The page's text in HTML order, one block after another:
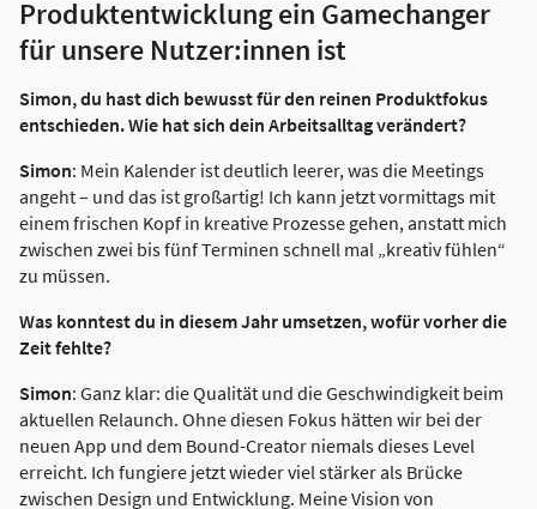
Produktentwicklung ein Gamechanger
für unsere Nutzer:innen ist
Simon, du hast dich bewusst für den reinen Produktfokus
entschieden. Wie hat sich dein Arbeitsalltag verändert?
Simon: Mein Kalender ist deutlich leerer, was die Meetings
angeht – und das ist großartig! Ich kann jetzt vormittags mit
einem frischen Kopf in kreative Prozesse gehen, anstatt mich
zwischen zwei bis fünf Terminen schnell mal „kreativ fühlen“
zu müssen.
Was konntest du in diesem Jahr umsetzen, wofür vorher die
Zeit fehlte?
Simon: Ganz klar: die Qualität und die Geschwindigkeit beim
aktuellen Relaunch. Ohne diesen Fokus hätten wir bei der
neuen App und dem Bound-Creator niemals dieses Level
erreicht. Ich fungiere jetzt wieder viel stärker als Brücke
zwischen Design und Entwicklung. Meine Vision von